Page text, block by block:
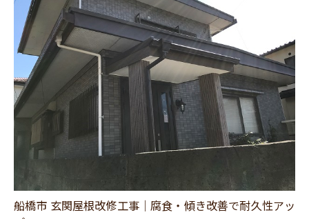
船橋市 玄関屋根改修工事｜腐食・傾き改善で耐久性アッ